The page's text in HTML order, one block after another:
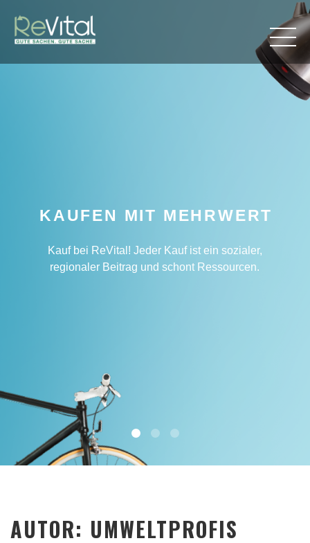
KAUFEN MIT MEHRWERT
Kauf bei ReVital! Jeder Kauf ist ein sozialer,
regionaler Beitrag und schont Ressourcen.
AUTOR: UMWELTPROFIS